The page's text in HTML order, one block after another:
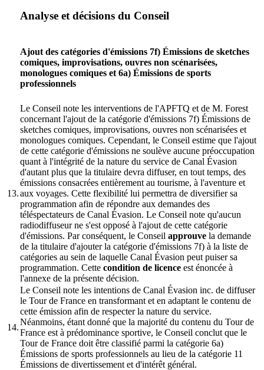
Analyse et décisions du Conseil
Ajout des catégories d'émissions 7f) Émissions de sketches
comiques, improvisations, ouvres non scénarisées,
monologues comiques et 6a) Émissions de sports
professionnels
13.
Le Conseil note les interventions de l'APFTQ et de M. Forest
concernant l'ajout de la catégorie d'émissions 7f) Émissions de
sketches comiques, improvisations, ouvres non scénarisées et
monologues comiques. Cependant, le Conseil estime que l'ajout
de cette catégorie d'émissions ne soulève aucune préoccupation
quant à l'intégrité de la nature du service de Canal Évasion
d'autant plus que la titulaire devra diffuser, en tout temps, des
émissions consacrées entièrement au tourisme, à l'aventure et
aux voyages. Cette flexibilité lui permettra de diversifier sa
programmation afin de répondre aux demandes des
téléspectateurs de Canal Évasion. Le Conseil note qu'aucun
radiodiffuseur ne s'est opposé à l'ajout de cette catégorie
d'émissions. Par conséquent, le Conseil approuve la demande
de la titulaire d'ajouter la catégorie d'émissions 7f) à la liste de
catégories au sein de laquelle Canal Évasion peut puiser sa
programmation. Cette condition de licence est énoncée à
l'annexe de la présente décision.
14.
Le Conseil note les intentions de Canal Évasion inc. de diffuser
le Tour de France en transformant et en adaptant le contenu de
cette émission afin de respecter la nature du service.
Néanmoins, étant donné que la majorité du contenu du Tour de
France est à prédominance sportive, le Conseil conclut que le
Tour de France doit être classifié parmi la catégorie 6a)
Émissions de sports professionnels au lieu de la catégorie 11
Émissions de divertissement et d'intérêt général.